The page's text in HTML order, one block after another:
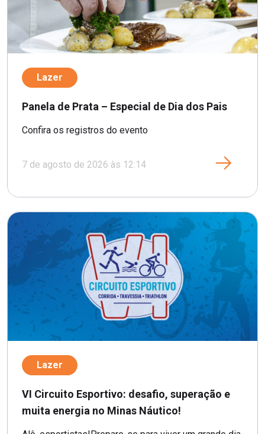
Lazer
Panela de Prata – Especial de Dia dos Pais
Confira os registros do evento
7 de agosto de 2026 às 12:14
Lazer
VI Circuito Esportivo: desafio, superação e
muita energia no Minas Náutico!